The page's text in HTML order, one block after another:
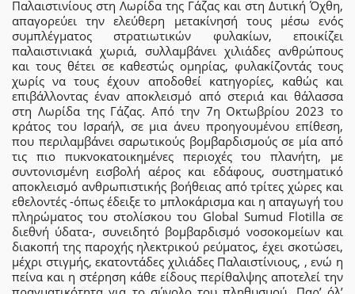
Παλαιστινίους στη Λωρίδα της Γάζας και στη Δυτική Όχθη,
απαγορεύει την ελεύθερη μετακίνησή τους μέσω ενός
συμπλέγματος στρατιωτικών φυλακίων, εποικίζει
παλαιστινιακά χωριά, συλλαμβάνει χιλιάδες ανθρώπους
και τους θέτει σε καθεστώς ομηρίας, φυλακίζοντάς τους
χωρίς να τους έχουν αποδοθεί κατηγορίες, καθώς και
επιβάλλοντας έναν αποκλεισμό από στεριά και θάλασσα
στη Λωρίδα της Γάζας. Από την 7η Οκτωβρίου 2023 το
κράτος του Ισραήλ, σε μια άνευ προηγουμένου επίθεση,
που περιλαμβάνει σαρωτικούς βομβαρδισμούς σε μία από
τις πιο πυκνοκατοικημένες περιοχές του πλανήτη, με
συντονισμένη εισβολή αέρος και εδάφους, συστηματικό
αποκλεισμό ανθρωπιστικής βοήθειας από τρίτες χώρες και
εθελοντές -όπως έδειξε το μπλοκάρισμα και η απαγωγή του
πληρώματος του στολίσκου του Global Sumud Flotilla σε
διεθνή ύδατα-, συνειδητό βομβαρδισμό νοσοκομείων και
διακοπή της παροχής ηλεκτρικού ρεύματος, έχει σκοτώσει,
μέχρι στιγμής, εκατοντάδες χιλιάδες Παλαιστίνιους, , ενώ η
πείνα και η στέρηση κάθε είδους περίθαλψης αποτελεί την